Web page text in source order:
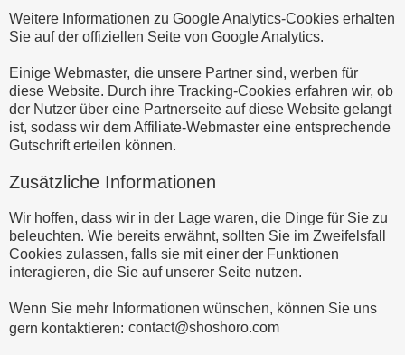
Weitere Informationen zu Google Analytics-Cookies erhalten
Sie auf der offiziellen Seite von Google Analytics.
Einige Webmaster, die unsere Partner sind, werben für
diese Website. Durch ihre Tracking-Cookies erfahren wir, ob
der Nutzer über eine Partnerseite auf diese Website gelangt
ist, sodass wir dem Affiliate-Webmaster eine entsprechende
Gutschrift erteilen können.
Zusätzliche Informationen
Wir hoffen, dass wir in der Lage waren, die Dinge für Sie zu
beleuchten. Wie bereits erwähnt, sollten Sie im Zweifelsfall
Cookies zulassen, falls sie mit einer der Funktionen
interagieren, die Sie auf unserer Seite nutzen.
Wenn Sie mehr Informationen wünschen, können Sie uns
gern kontaktieren: